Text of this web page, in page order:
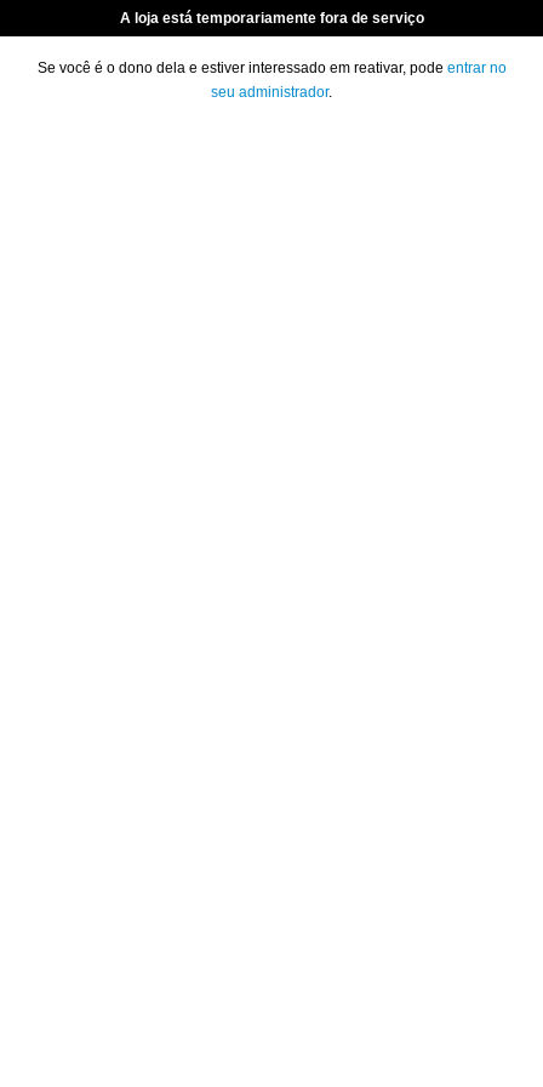
A loja está temporariamente fora de serviço
Se você é o dono dela e estiver interessado em reativar, pode entrar no
seu administrador.